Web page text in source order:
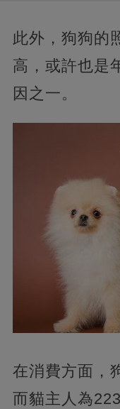
此外，狗狗的
高，或許也是
因之一。
在消費方面，
而貓主人為